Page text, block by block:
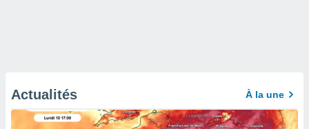
Actualités À la une